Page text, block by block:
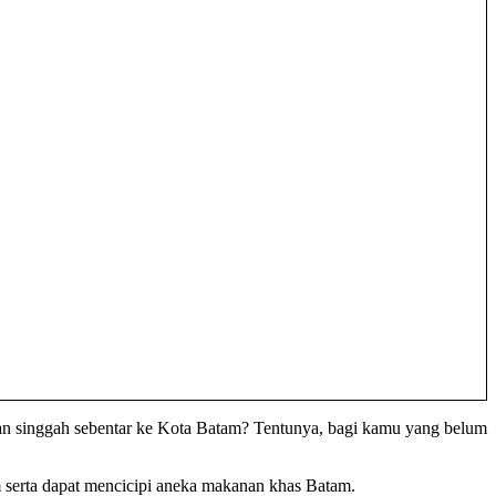
singgah sebentar ke Kota Batam? Tentunya, bagi kamu yang belum
dapat mencicipi aneka makanan khas Batam.